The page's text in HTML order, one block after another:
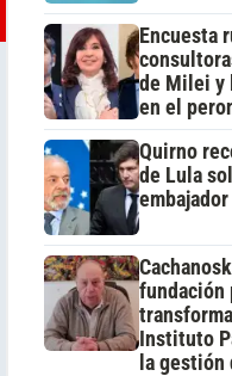
Encuesta
de Milei y
en el
Quirno
de Lula
fundación
Instituto
la